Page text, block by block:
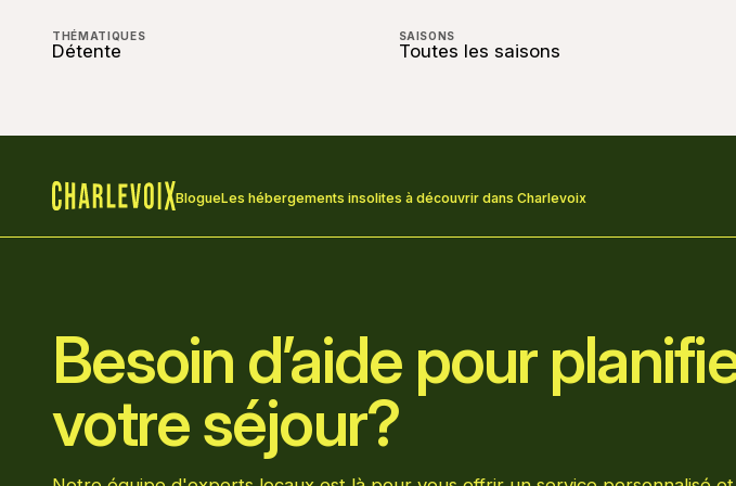
THÉMATIQUES
Détente
SAISONS
Toutes les saisons
BlogueLes hébergements insolites à découvrir dans Charlevoix
Besoin d’aide pour
votre séjour?